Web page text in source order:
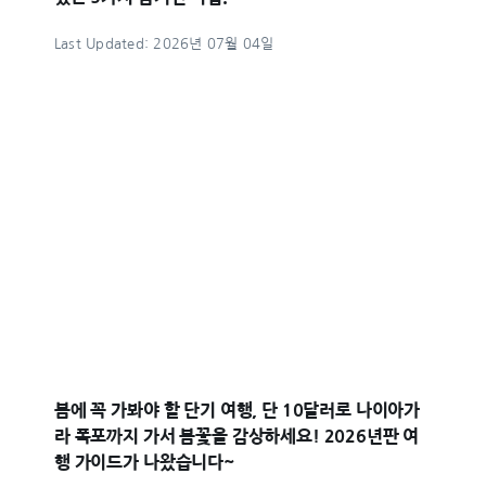
Last Updated: 2026년 07월 04일
봄에 꼭 가봐야 할 단기 여행, 단 10달러로 나이아가
라 폭포까지 가서 봄꽃을 감상하세요! 2026년판 여
행 가이드가 나왔습니다~